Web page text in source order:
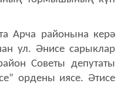
Арча районына керә
ул. Әнисе сарыклар
Советы депутаты
ордены иясе. Әтисе